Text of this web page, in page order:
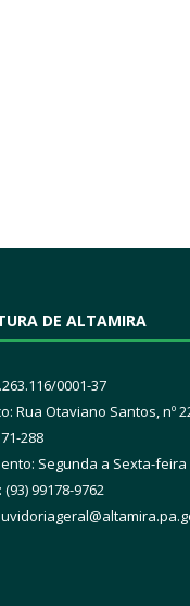
DE ALTAMIRA
0001-37
Rua Otaviano Santos, nº
288
Segunda a Sexta-feira
99178-9762